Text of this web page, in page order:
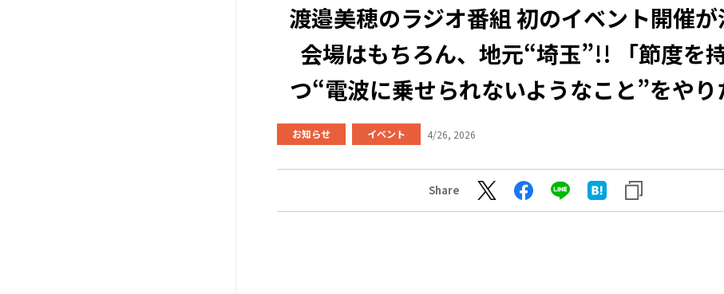
渡邉美穂のラジオ番組 初のイベント開催が
会場はもちろん、地元“埼玉”!! 「節度を
つ“電波に乗せられないようなこと”をやり
お知らせ イベント 4/26, 2026
Share